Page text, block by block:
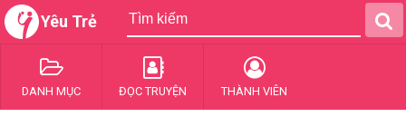
Yêu Trẻ
DANH MỤC ĐỌC TRUYỆN THÀNH VIÊN